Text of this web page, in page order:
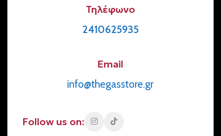
Τηλέφωνο
2410625935
Email
info@thegasstore.gr
Follow us on: